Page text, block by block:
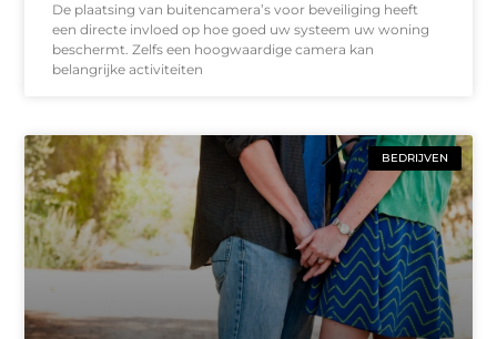
De plaatsing van buitencamera’s voor beveiliging heeft
een directe invloed op hoe goed uw systeem uw woning
beschermt. Zelfs een hoogwaardige camera kan
belangrijke activiteiten
BEDRIJVEN